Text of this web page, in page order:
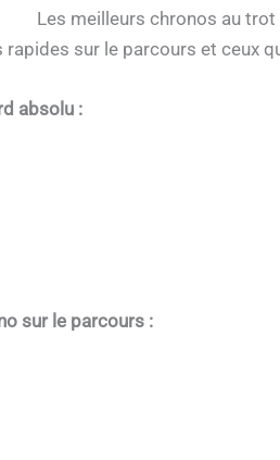
Les meilleurs chronos au
rapides sur le parcours et ceux
absolu :
sur le parcours :